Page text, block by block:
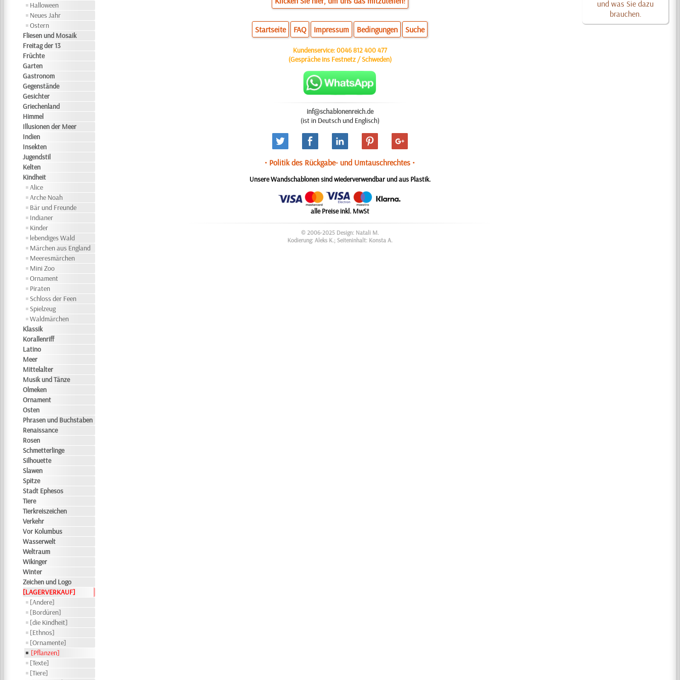
Halloween
Neues Jahr
Ostern
Fliesen und Mosaik
Freitag der 13
Früchte
Garten
Gastronom
Gegenstände
Gesichter
Griechenland
Himmel
Illusionen der Meer
Indien
Insekten
Jugendstil
Kelten
Kindheit
Alice
Arche Noah
Bär und Freunde
Indianer
Kinder
lebendiges Wald
Märchen aus England
Meeresmärchen
Mini Zoo
Ornament
Piraten
Schloss der Feen
Spielzeug
Waldmärchen
Klassik
Korallenriff
Latino
Meer
Mittelalter
Musik und Tänze
Olmeken
Ornament
Osten
Phrasen und Buchstaben
Renaissance
Rosen
Schmetterlinge
Silhouette
Slawen
Spitze
Stadt Ephesos
Tiere
Tierkreiszeichen
Verkehr
Vor Kolumbus
Wasserwelt
Weltraum
Wikinger
Winter
Zeichen und Logo
[LAGERVERKAUF]
[Andere]
[Bordüren]
[die Kindheit]
[Ethnos]
[Ornamente]
[Pflanzen]
[Texte]
[Tiere]
und was Sie dazu
brauchen.
Startseite FAQ Impressum Bedingungen Suche
Kundenservice:0046 812 400 477
(Gespräche ins Festnetz / Schweden)
inf@schablonenreich.de
(ist in Deutsch und Englisch)
• Politik des Rückgabe- und Umtauschrechtes •
Unsere Wandschablonen sind wiederverwendbar und aus Plastik.
alle Preise inkl. MwSt
© 2006-2025 Design: Natali M.
Kodierung: Aleks K.; Seiteninhalt: Konsta A.